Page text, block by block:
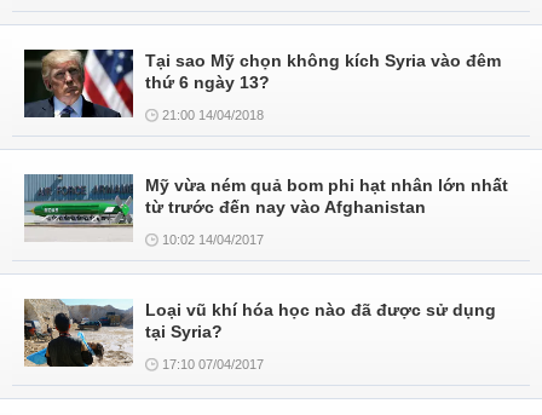
Tại sao Mỹ chọn không kích Syria vào đêm
thứ 6 ngày 13?
21:00 14/04/2018
Mỹ vừa ném quả bom phi hạt nhân lớn nhất
từ trước đến nay vào Afghanistan
10:02 14/04/2017
Loại vũ khí hóa học nào đã được sử dụng
tại Syria?
17:10 07/04/2017